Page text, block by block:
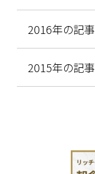
2016年の記事
2015年の記事